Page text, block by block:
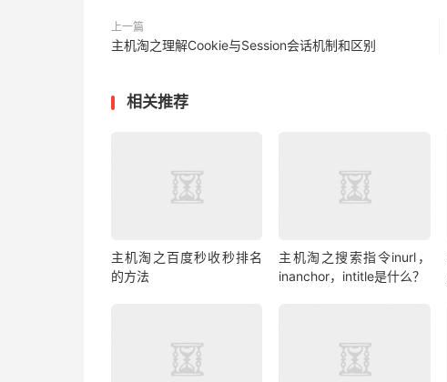
上一篇
主机淘之理解Cookie与Session会话机制和区别
相关推荐
主机淘之百度秒收秒排名
的方法
主机淘之搜索指令inurl，
inanchor，intitle是什么？